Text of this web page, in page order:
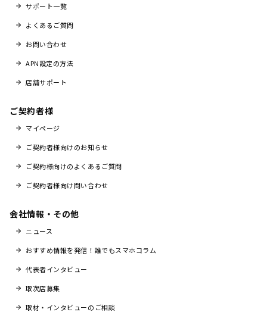
サポート一覧
よくあるご質問
お問い合わせ
APN設定の方法
店舗サポート
ご契約者様
マイページ
ご契約者様向けのお知らせ
ご契約様向けのよくあるご質問
ご契約者様向け問い合わせ
会社情報・その他
ニュース
おすすめ情報を発信！誰でもスマホコラム
代表者インタビュー
取次店募集
取材・インタビューのご相談